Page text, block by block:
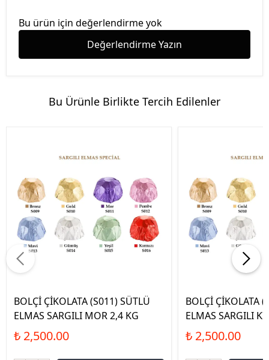
Bu ürün için değerlendirme yok
Değerlendirme Yazın
Bu Ürünle Birlikte Tercih Edilenler
BOLÇİ ÇİKOLATA (S011) SÜTLÜ
ELMAS SARGILI MOR 2,4 KG
₺ 2,500.00
BOLÇİ ÇİKOLATA
ELMAS SARGILI
₺ 2,500.00